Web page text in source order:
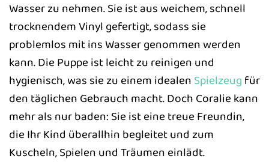
Wasser zu nehmen. Sie ist aus weichem, schnell
trocknendem Vinyl gefertigt, sodass sie
problemlos mit ins Wasser genommen werden
kann. Die Puppe ist leicht zu reinigen und
hygienisch, was sie zu einem idealen Spielzeug für
den täglichen Gebrauch macht. Doch Coralie kann
mehr als nur baden: Sie ist eine treue Freundin,
die Ihr Kind überallhin begleitet und zum
Kuscheln, Spielen und Träumen einlädt.